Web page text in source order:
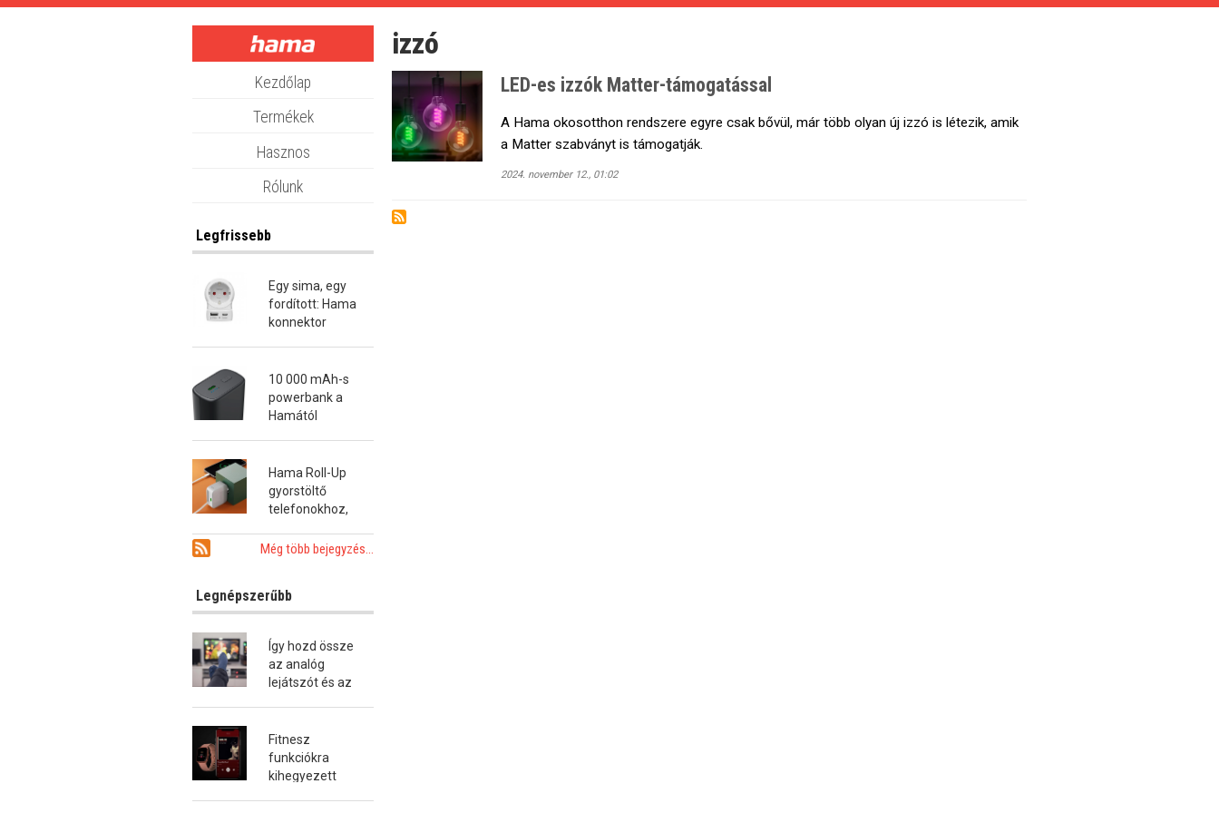
Skip
Kezdőlap
Termékek
Hasznos
Rólunk
Legfrissebb
Egy sima, egy
fordított: Hama
konnektor
10 000 mAh-s
powerbank a
Hamától
Hama Roll-Up
gyorstöltő
telefonokhoz,
notebookokhoz
Még több bejegyzés...
Legnépszerűbb
Így hozd össze
az analóg
lejátszót és az
Fitnesz
funkciókra
kihegyezett
izzó
LED-es izzók Matter-támogatással
A Hama okosotthon rendszere egyre csak bővül, már több olyan új izzó is létezik, amik
a Matter szabványt is támogatják.
2024. november 12., 01:02